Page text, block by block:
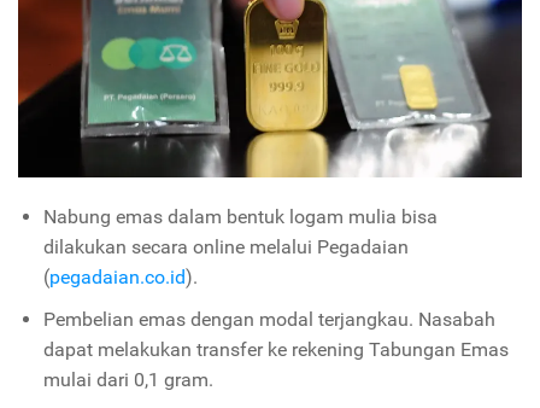
Nabung emas dalam bentuk logam mulia bisa
dilakukan secara online melalui Pegadaian
(pegadaian.co.id).
Pembelian emas dengan modal terjangkau. Nasabah
dapat melakukan transfer ke rekening Tabungan Emas
mulai dari 0,1 gram.